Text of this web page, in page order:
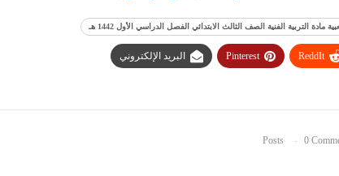
التربية الفنية الصف الثالث الابتدائي الفصل الدراسي الأول 1442 هـ
ReddIt
Pinterest البريد الإلكتروني
0